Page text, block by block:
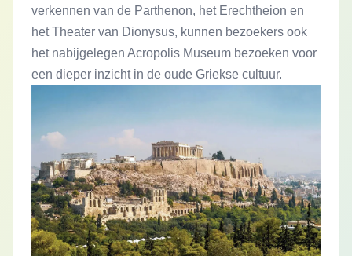
verkennen van de Parthenon, het Erechtheion en
het Theater van Dionysus, kunnen bezoekers ook
het nabijgelegen Acropolis Museum bezoeken voor
een dieper inzicht in de oude Griekse cultuur.